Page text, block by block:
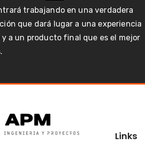
trabajando en una verdadera
que dará lugar a una experiencia
y a un producto final que es el mejor
Links